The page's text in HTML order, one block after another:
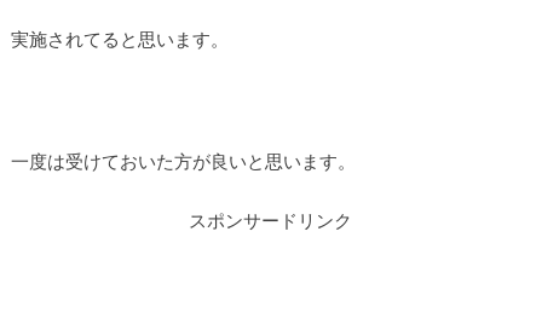
実施されてると思います。
一度は受けておいた方が良いと思います。
スポンサードリンク